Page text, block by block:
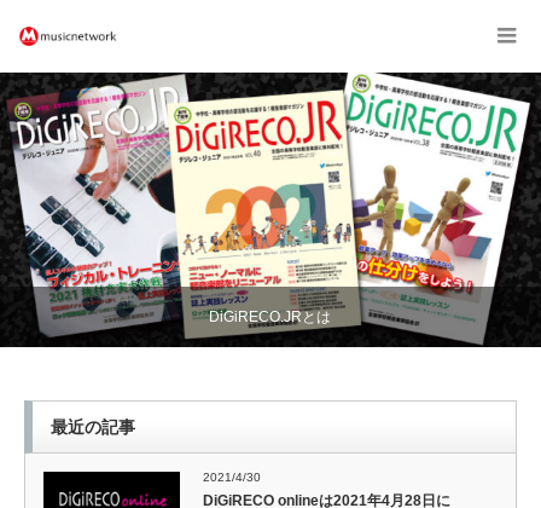
DiGiRECO.JRとは
最近の記事
2021/4/30
DiGiRECO onlineは2021年4月28日に